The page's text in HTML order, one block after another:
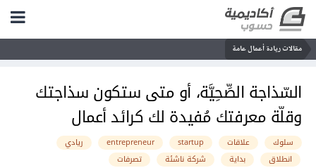
مقالات ريادة أعمال عامة
السّذاجة الصِّحِيَّة، أو متى ستكون سذاجتك
وقلّة معرفتك مُفيدة لك كرائد أعمال
سلوك علاقات startup
entrepreneur
ريادي
انطلاق
بداية شركة ناشئة تصرفات